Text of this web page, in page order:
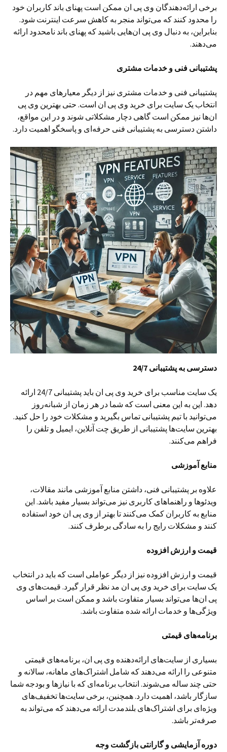
برخی ارائه‌دهندگان وی پی ان ممکن است پهنای باند کاربران خود
را محدود کنند که می‌تواند منجر به کاهش سرعت اینترنت شود.
بنابراین، به دنبال وی پی ان‌هایی باشید که پهنای باند نامحدود ارائه
می‌دهند.
پشتیبانی فنی و خدمات مشتری
پشتیبانی فنی و خدمات مشتری نیز از دیگر معیارهای مهم در
انتخاب یک سایت برای خرید وی پی ان است. حتی بهترین وی پی
ان‌ها نیز ممکن است گاهی دچار مشکلاتی شوند و در این مواقع،
داشتن دسترسی به پشتیبانی فنی حرفه‌ای و پاسخگو اهمیت دارد.
دسترسی به پشتیبانی 24/7
یک سایت مناسب برای خرید وی پی ان باید پشتیبانی 24/7 ارائه
دهد. این به این معنی است که شما در هر زمان از شبانه‌روز
می‌توانید با تیم پشتیبانی تماس بگیرید و مشکلات خود را حل کنید.
بهترین سایت‌ها پشتیبانی از طریق چت آنلاین، ایمیل و تلفن را
فراهم می‌کنند.
منابع آموزشی
علاوه بر پشتیبانی فنی، داشتن منابع آموزشی مانند مقالات،
ویدئوها و راهنماهای کاربری نیز می‌تواند بسیار مفید باشد. این
منابع به کاربران کمک می‌کنند تا بهتر از وی پی ان خود استفاده
کنند و مشکلات رایج را به سادگی برطرف کنند.
قیمت و ارزش افزوده
قیمت و ارزش افزوده نیز از دیگر عواملی است که باید در انتخاب
یک سایت برای خرید وی پی ان مد نظر قرار گیرد. قیمت‌های وی
پی ان‌ها می‌تواند بسیار متفاوت باشد و ممکن است بر اساس
ویژگی‌ها و خدمات ارائه شده متفاوت باشد.
برنامه‌های قیمتی
بسیاری از سایت‌های ارائه‌دهنده وی پی ان، برنامه‌های قیمتی
متنوعی را ارائه می‌دهند که شامل اشتراک‌های ماهانه، سالانه و
حتی چند ساله می‌شوند. انتخاب برنامه‌ای که با نیازها و بودجه شما
سازگار باشد، اهمیت دارد. همچنین، برخی سایت‌ها تخفیف‌های
ویژه‌ای برای اشتراک‌های بلندمدت ارائه می‌دهند که می‌تواند به
صرفه‌تر باشد.
دوره آزمایشی و گارانتی بازگشت وجه